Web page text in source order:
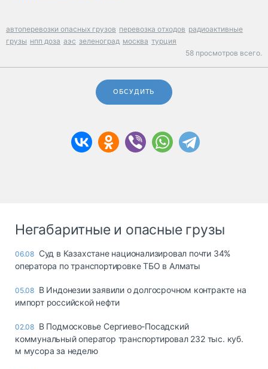
автоперевозки опасных грузов перевозка отходов радиоактивные
грузы нпп доза аэс зеленоград москва турция
58 просмотров всего.
ОБСУДИТЬ
Негабаритные и опасные грузы
06.08 Суд в Казахстане национализировал почти 34%
оператора по транспортировке ТБО в Алматы
05.08 В Индонезии заявили о долгосрочном контракте на
импорт российской нефти
02.08 В Подмосковье Сергиево-Посадский
коммунальный оператор транспортировал 232 тыс. куб.
м мусора за неделю